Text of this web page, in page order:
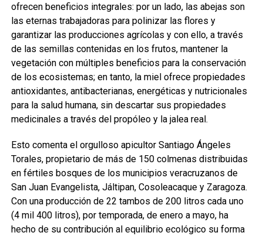
ofrecen beneficios integrales: por un lado, las abejas son
las eternas trabajadoras para polinizar las flores y
garantizar las producciones agrícolas y con ello, a través
de las semillas contenidas en los frutos, mantener la
vegetación con múltiples beneficios para la conservación
de los ecosistemas; en tanto, la miel ofrece propiedades
antioxidantes, antibacterianas, energéticas y nutricionales
para la salud humana, sin descartar sus propiedades
medicinales a través del propóleo y la jalea real.
Esto comenta el orgulloso apicultor Santiago Ángeles
Torales, propietario de más de 150 colmenas distribuidas
en fértiles bosques de los municipios veracruzanos de
San Juan Evangelista, Jáltipan, Cosoleacaque y Zaragoza.
Con una producción de 22 tambos de 200 litros cada uno
(4 mil 400 litros), por temporada, de enero a mayo, ha
hecho de su contribución al equilibrio ecológico su forma